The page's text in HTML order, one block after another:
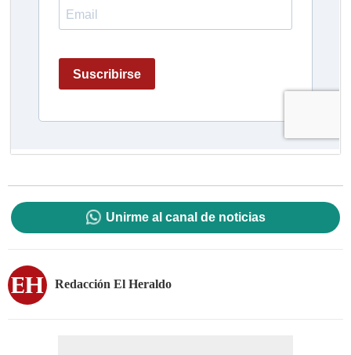
Unirme al canal de noticias
Redacción El Heraldo